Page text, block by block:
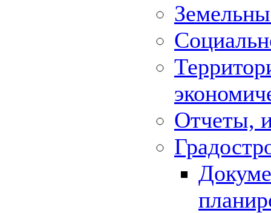
Отчеты,